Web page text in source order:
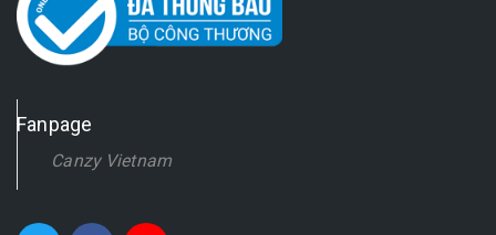
Fanpage
Canzy Vietnam